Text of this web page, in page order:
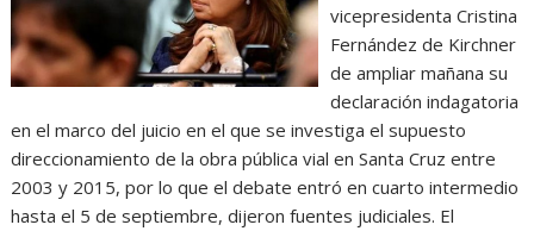
vicepresidenta Cristina
Fernández de Kirchner
de ampliar mañana su
declaración indagatoria
en el marco del juicio en el que se investiga el supuesto
direccionamiento de la obra pública vial en Santa Cruz entre
2003 y 2015, por lo que el debate entró en cuarto intermedio
hasta el 5 de septiembre, dijeron fuentes judiciales. El